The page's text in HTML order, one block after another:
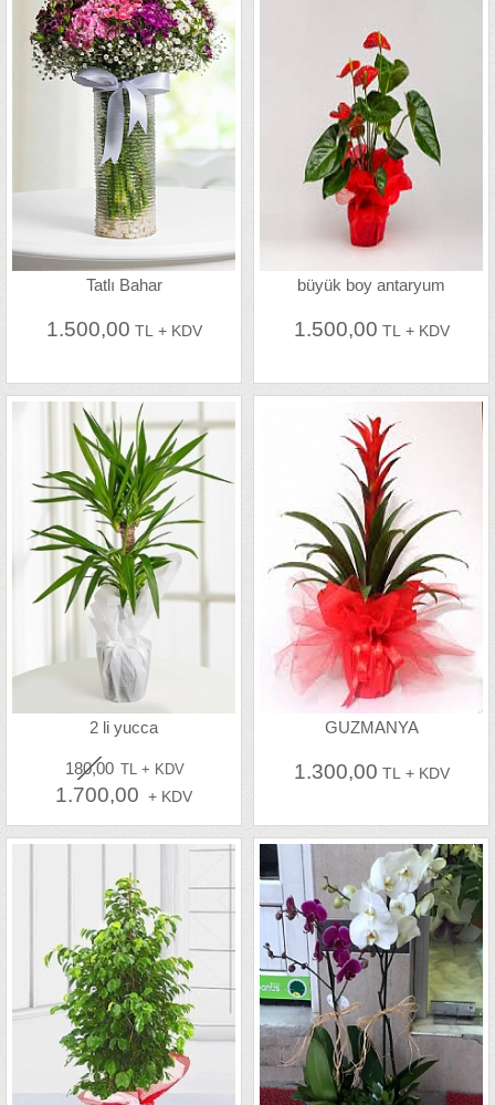
Tatlı Bahar
1.500,00 TL + KDV
büyük boy antaryum
1.500,00 TL + KDV
2 li yucca
180,00 TL + KDV
1.700,00 + KDV
GUZMANYA
1.300,00 TL + KDV